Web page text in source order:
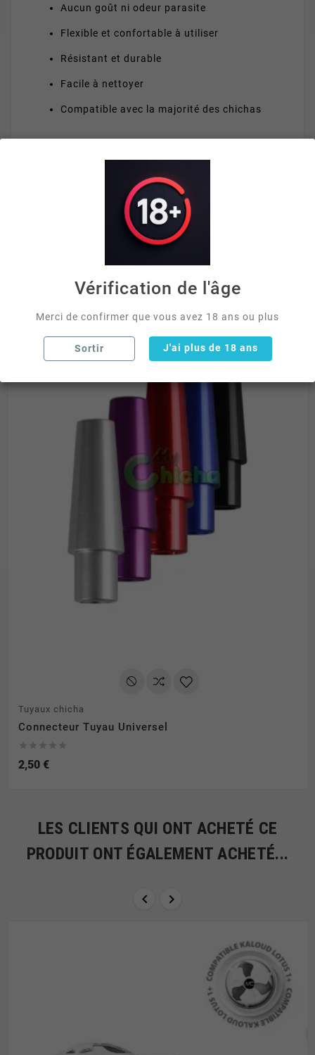
Aucun goût ni odeur parasite
Flexible et confortable à utiliser
Résistant et durable
Facile à nettoyer
Compatible avec la majorité des chichas
VOUS AIMEREZ AUSSI
Tuyaux chicha
Connecteur Tuyau Universel
2,50 €
LES CLIENTS QUI ONT ACHETÉ CE
PRODUIT ONT ÉGALEMENT ACHETÉ...
 
Vérification de l'âge
Merci de confirmer que vous avez 18 ans ou plus
Sortir J'ai plus de 18 ans